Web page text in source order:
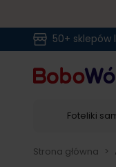
50+ sklepów
Foteliki
Strona główna >